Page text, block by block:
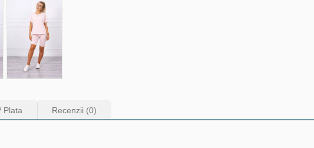
Plata Recenzii (0)